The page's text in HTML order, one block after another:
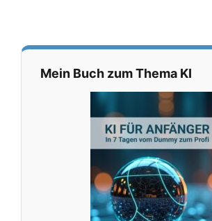
Mein Buch zum Thema KI